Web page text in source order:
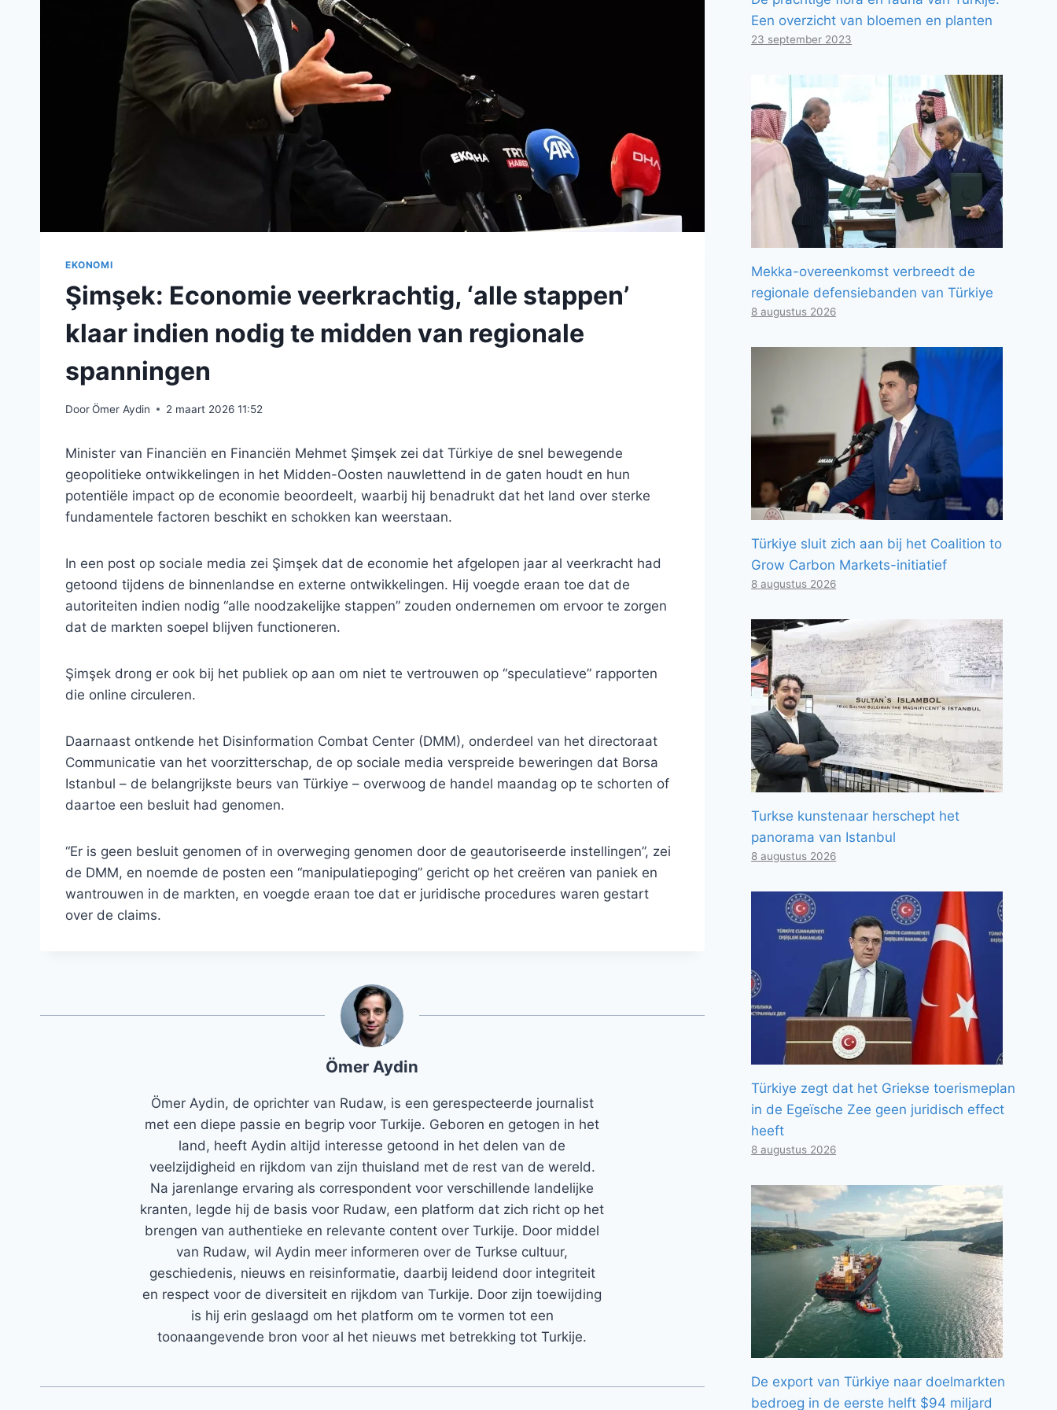
EKONOMI
Şimşek: Economie veerkrachtig, ‘alle stappen’
klaar indien nodig te midden van regionale
spanningen
DoorÖmer Aydin 2 maart 2026 11:52
Minister van Financiën en Financiën Mehmet Şimşek zei dat Türkiye de snel bewegende
geopolitieke ontwikkelingen in het Midden-Oosten nauwlettend in de gaten houdt en hun
potentiële impact op de economie beoordeelt, waarbij hij benadrukt dat het land over sterke
fundamentele factoren beschikt en schokken kan weerstaan.
In een post op sociale media zei Şimşek dat de economie het afgelopen jaar al veerkracht had
getoond tijdens de binnenlandse en externe ontwikkelingen. Hij voegde eraan toe dat de
autoriteiten indien nodig “alle noodzakelijke stappen” zouden ondernemen om ervoor te zorgen
dat de markten soepel blijven functioneren.
Şimşek drong er ook bij het publiek op aan om niet te vertrouwen op “speculatieve” rapporten
die online circuleren.
Daarnaast ontkende het Disinformation Combat Center (DMM), onderdeel van het directoraat
Communicatie van het voorzitterschap, de op sociale media verspreide beweringen dat Borsa
Istanbul – de belangrijkste beurs van Türkiye – overwoog de handel maandag op te schorten of
daartoe een besluit had genomen.
“Er is geen besluit genomen of in overweging genomen door de geautoriseerde instellingen”, zei
de DMM, en noemde de posten een “manipulatiepoging” gericht op het creëren van paniek en
wantrouwen in de markten, en voegde eraan toe dat er juridische procedures waren gestart
over de claims.
Ömer Aydin
Ömer Aydin, de oprichter van Rudaw, is een gerespecteerde journalist
met een diepe passie en begrip voor Turkije. Geboren en getogen in het
land, heeft Aydin altijd interesse getoond in het delen van de
veelzijdigheid en rijkdom van zijn thuisland met de rest van de wereld.
Na jarenlange ervaring als correspondent voor verschillende landelijke
kranten, legde hij de basis voor Rudaw, een platform dat zich richt op het
brengen van authentieke en relevante content over Turkije. Door middel
van Rudaw, wil Aydin meer informeren over de Turkse cultuur,
geschiedenis, nieuws en reisinformatie, daarbij leidend door integriteit
en respect voor de diversiteit en rijkdom van Turkije. Door zijn toewijding
is hij erin geslaagd om het platform om te vormen tot een
toonaangevende bron voor al het nieuws met betrekking tot Turkije.
Een overzicht van bloemen en planten
23 september 2023
Mekka-overeenkomst verbreedt de
regionale defensiebanden van Türkiye
8 augustus 2026
Türkiye sluit zich aan bij het Coalition to
Grow Carbon Markets-initiatief
8 augustus 2026
Turkse kunstenaar herschept het
panorama van Istanbul
8 augustus 2026
Türkiye zegt dat het Griekse toerismeplan
in de Egeïsche Zee geen juridisch effect
heeft
8 augustus 2026
De export van Türkiye naar doelmarkten
bedroeg in de eerste helft $94 miljard